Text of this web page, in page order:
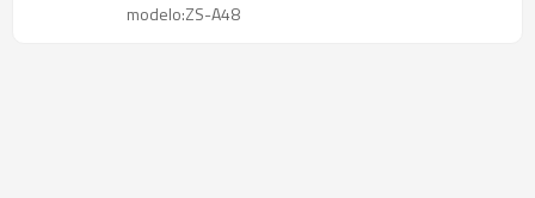
modelo:ZS-A48